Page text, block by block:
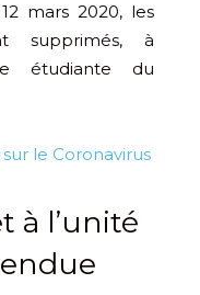
mars 2020, les
supprimés, à
étudiante du
le Coronavirus
à l’unité